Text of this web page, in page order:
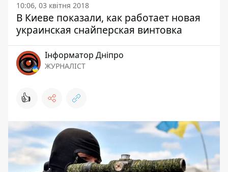
10:06, 03 квітня 2018
В Киеве показали, как работает новая
украинская снайперская винтовка
Інформатор Дніпро
ЖУРНАЛІСТ
👍